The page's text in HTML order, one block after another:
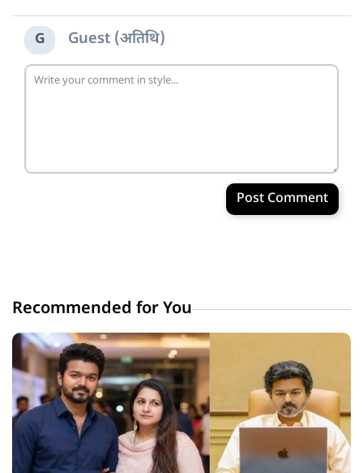
G Guest (अतिथि)
Post Comment
Recommended for You